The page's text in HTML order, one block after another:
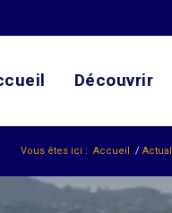
Découvrir
Vous êtes ici : Accueil /